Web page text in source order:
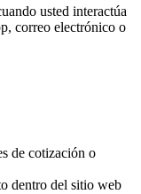
usted interactúa
correo electrónico o
de cotización o
dentro del sitio web